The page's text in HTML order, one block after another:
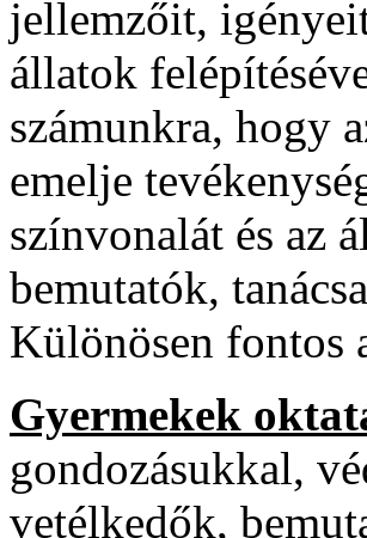
jellemzőit,
állatok
számunkra, hogy
emelje
színvonalát és az
bemutatók,
Különösen fontos
Gyermekek
gondozásukkal,
vetélkedők,